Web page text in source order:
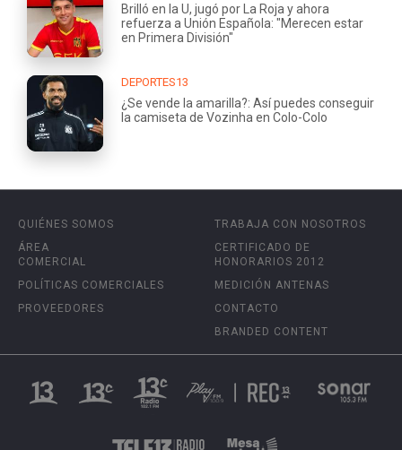
Brilló en la U, jugó por La Roja y ahora
refuerza a Unión Española: "Merecen estar
en Primera División"
DEPORTES13
¿Se vende la amarilla?: Así puedes conseguir
la camiseta de Vozinha en Colo-Colo
QUIÉNES SOMOS
ÁREA
COMERCIAL
POLÍTICAS COMERCIALES
PROVEEDORES
TRABAJA CON NOSOTROS
CERTIFICADO DE
HONORARIOS 2012
MEDICIÓN ANTENAS
CONTACTO
BRANDED CONTENT